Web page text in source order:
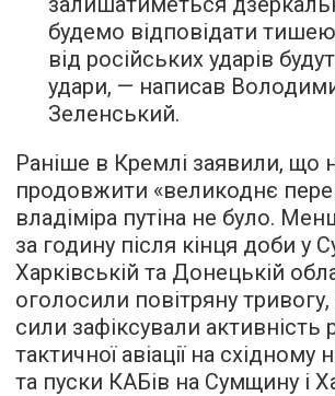
будемо відповідати
від російських ударів
удари, — написав
Зеленський.
Раніше в Кремлі заявили, що
продовжити «великоднє
владіміра путіна не було.
за годину після кінця доби у
Харківській та Донецькій
оголосили повітряну тривогу,
сили зафіксували активність
тактичної авіації на східному
та пуски КАБів на Сумщину і